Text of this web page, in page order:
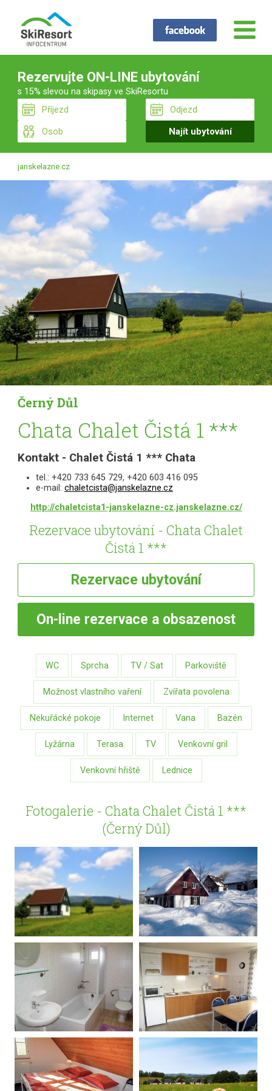
Rezervujte ON-LINE ubytování
s 15% slevou na skipasy ve SkiResortu
janskelazne.cz
Černý Důl
Chata Chalet Čistá 1 ***
Kontakt - Chalet Čistá 1 *** Chata
tel.: +420 733 645 729, +420 603 416 095
e-mail: chaletcista@janskelazne.cz
http://chaletcista1-janskelazne-cz.janskelazne.cz/
Rezervace ubytování - Chata Chalet
Čistá 1 ***
Rezervace ubytování
On-line rezervace a obsazenost
WC Sprcha TV / Sat Parkoviště
Možnost vlastního vaření Zvířata povolena
Nekuřácké pokoje Internet Vana Bazén
Lyžárna Terasa TV Venkovní gril
Venkovní hřiště Lednice
Fotogalerie - Chata Chalet Čistá 1 ***
(Černý Důl)